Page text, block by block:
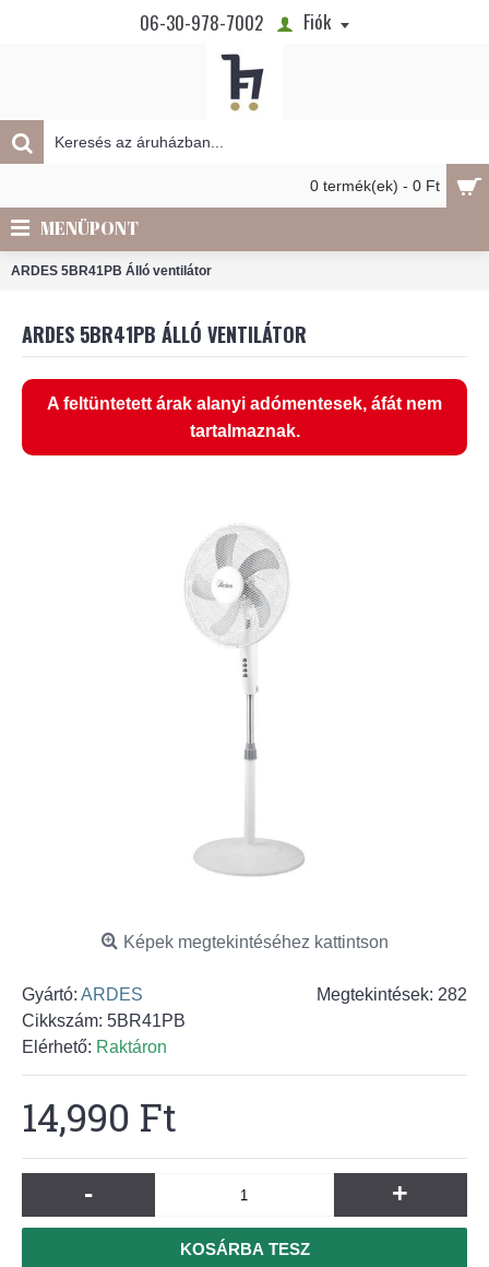
06-30-978-7002 Fiók
0 termék(ek) - 0 Ft
MENÜPONT
ARDES 5BR41PB Álló ventilátor
ARDES 5BR41PB ÁLLÓ VENTILÁTOR
A feltüntetett árak alanyi adómentesek, áfát nem
tartalmaznak.
Képek megtekintéséhez kattintson
Megtekintések: 282
Gyártó: ARDES
Cikkszám: 5BR41PB
Elérhető: Raktáron
14,990 Ft
- +
KOSÁRBA TESZ